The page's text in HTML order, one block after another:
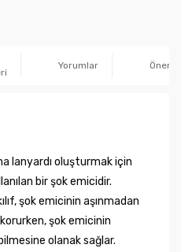
Yorumlar
lanyardı oluşturmak için
bir şok emicidir.
şok emicinin aşınmadan
şok emicinin
olanak sağlar.